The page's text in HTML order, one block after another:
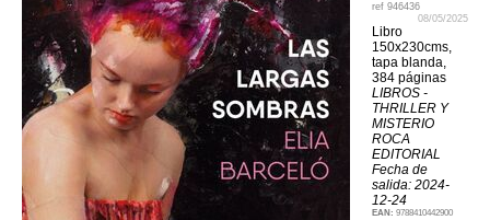
ref 946436
08/05/2025
Libro
150x230cms,
tapa blanda,
384 páginas
LIBROS -
THRILLER Y
MISTERIO
ROCA
EDITORIAL
Fecha de
salida: 2024-
12-24
EAN: 9788410442900